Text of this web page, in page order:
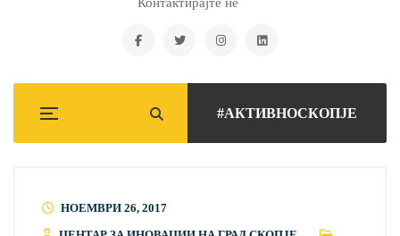
#АКТИВНОСКОПЈЕ
НОЕМВРИ 26, 2017